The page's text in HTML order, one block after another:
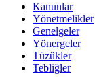
Kanunlar
Yönetmelikler
Genelgeler
Yönergeler
Tüzükler
Tebliğler